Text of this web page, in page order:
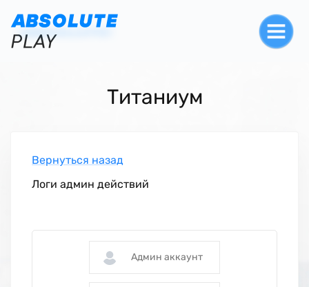
Титаниум
Логи админ действий
Вернуться назад